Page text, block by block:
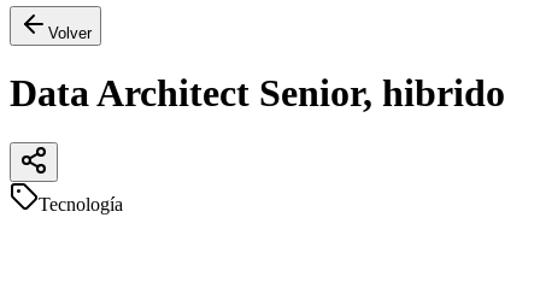
Volver
Data Architect Senior, hibrido
Tecnología